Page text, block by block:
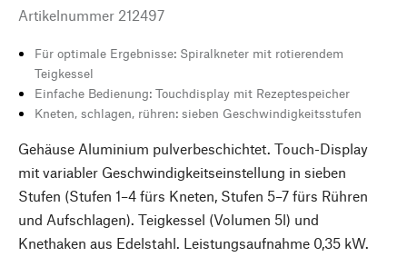
Artikelnummer 212497
Für optimale Ergebnisse: Spiralkneter mit rotierendem
Teigkessel
Einfache Bedienung: Touchdisplay mit Rezeptespeicher
Kneten, schlagen, rühren: sieben Geschwindigkeitsstufen
Gehäuse Aluminium pulverbeschichtet. Touch-Display
mit variabler Geschwindigkeitseinstellung in sieben
Stufen (Stufen 1–4 fürs Kneten, Stufen 5–7 fürs Rühren
und Aufschlagen). Teigkessel (Volumen 5l) und
Knethaken aus Edelstahl. Leistungsaufnahme 0,35 kW.